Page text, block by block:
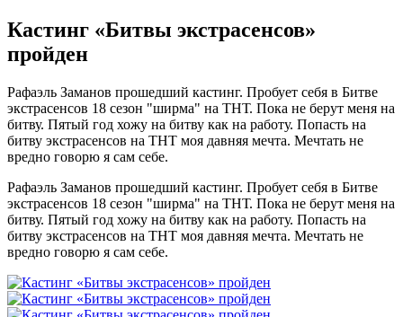
Кастинг «Битвы экстрасенсов»
пройден
Рафаэль Заманов прошедший кастинг. Пробует себя в Битве
экстрасенсов 18 сезон "ширма" на ТНТ. Пока не берут меня на
битву. Пятый год хожу на битву как на работу. Попасть на
битву экстрасенсов на ТНТ моя давняя мечта. Мечтать не
вредно говорю я сам себе.
Рафаэль Заманов прошедший кастинг. Пробует себя в Битве
экстрасенсов 18 сезон "ширма" на ТНТ. Пока не берут меня на
битву. Пятый год хожу на битву как на работу. Попасть на
битву экстрасенсов на ТНТ моя давняя мечта. Мечтать не
вредно говорю я сам себе.